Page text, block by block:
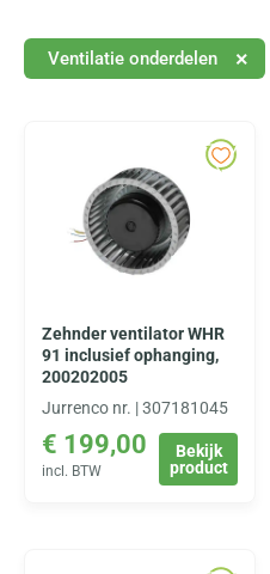
Ventilatie onderdelen ×
Zehnder ventilator WHR
91 inclusief ophanging,
200202005
Jurrenco nr. | 307181045
€ 199,00
incl. BTW
Bekijk
product